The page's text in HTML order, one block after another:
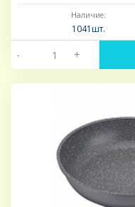
Наличие:
1041шт.
- +